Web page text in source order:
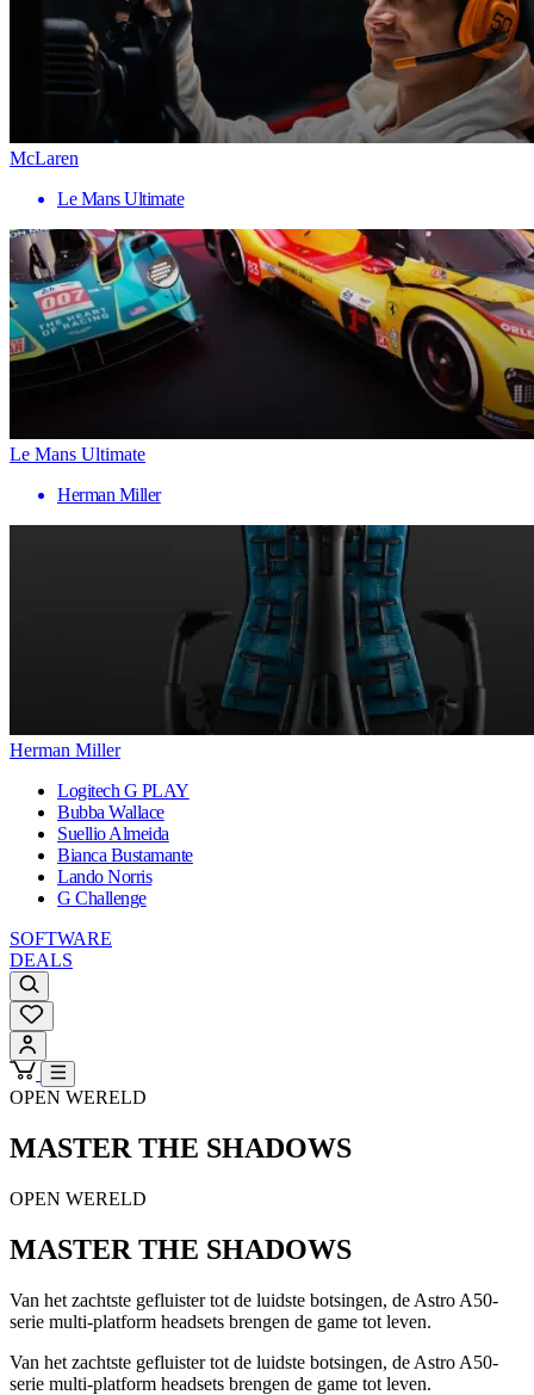
McLaren
Le Mans Ultimate
Le Mans Ultimate
Herman Miller
Herman Miller
Logitech G PLAY
Bubba Wallace
Suellio Almeida
Bianca Bustamante
Lando Norris
G Challenge
SOFTWARE
DEALS
OPEN WERELD
MASTER THE SHADOWS
OPEN WERELD
MASTER THE SHADOWS
Van het zachtste gefluister tot de luidste botsingen, de Astro A50-
serie multi-platform headsets brengen de game tot leven.
Van het zachtste gefluister tot de luidste botsingen, de Astro A50-
serie multi-platform headsets brengen de game tot leven.